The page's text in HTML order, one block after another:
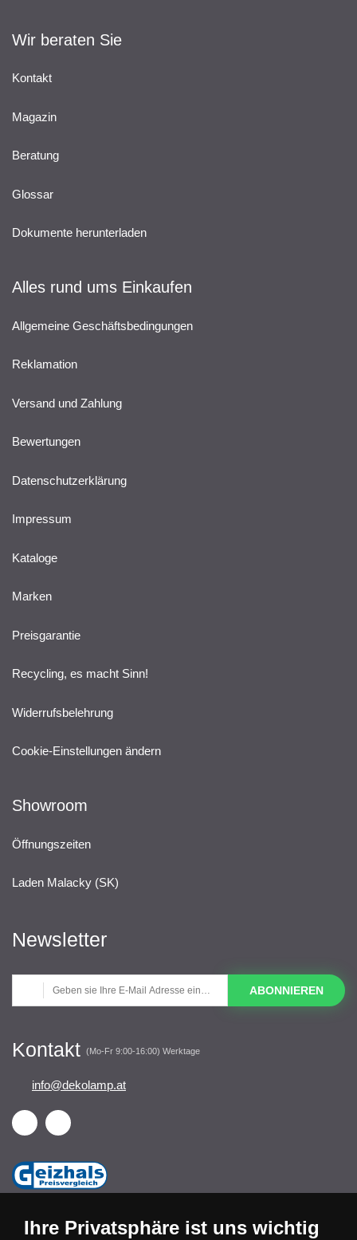
Wir beraten Sie
Kontakt
Magazin
Beratung
Glossar
Dokumente herunterladen
Alles rund ums Einkaufen
Allgemeine Geschäftsbedingungen
Reklamation
Versand und Zahlung
Bewertungen
Datenschutzerklärung
Impressum
Kataloge
Marken
Preisgarantie
Recycling, es macht Sinn!
Widerrufsbelehrung
Cookie-Einstellungen ändern
Showroom
Öffnungszeiten
Laden Malacky (SK)
Newsletter
ABONNIEREN
Kontakt (Mo-Fr 9:00-16:00) Werktage
info@dekolamp.at
Ihre Privatsphäre ist uns wichtig